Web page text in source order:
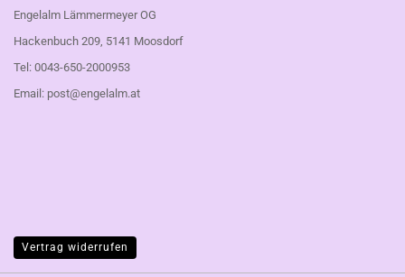
Engelalm Lämmermeyer OG
Hackenbuch 209, 5141 Moosdorf
Tel: 0043-650-2000953
Email: post@engelalm.at
Vertrag widerrufen